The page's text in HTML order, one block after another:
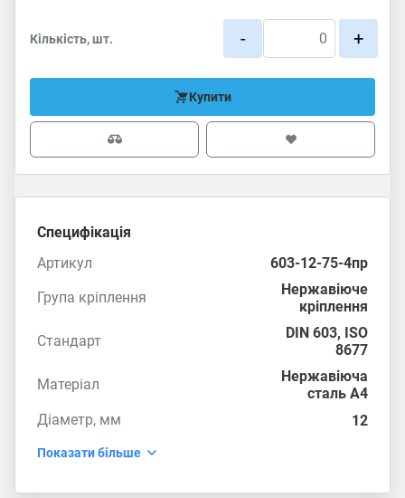
Кількість, шт. - +
Купити
Специфікація
Артикул
603-12-75-4пр
Група кріплення
Нержавіюче
кріплення
Стандарт
DIN 603, ISO
8677
Матеріал
Нержавіюча
сталь А4
Діаметр, мм
12
Показати більше